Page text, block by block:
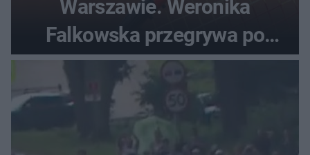
Warszawie. Weronika
Falkowska przegrywa po
zaciętym boju